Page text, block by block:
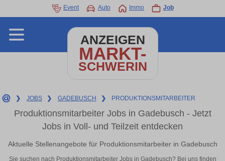
Event Auto Immo Job
ANZEIGEN
MARKT-
SCHWERIN
❯ JOBS ❯ GADEBUSCH ❯ PRODUKTIONSMITARBEITER
Produktionsmitarbeiter Jobs in Gadebusch - Jetzt
Jobs in Voll- und Teilzeit entdecken
Aktuelle Stellenangebote für Produktionsmitarbeiter in Gadebusch
Sie suchen nach Produktionsmitarbeiter Jobs in Gadebusch? Bei uns finden